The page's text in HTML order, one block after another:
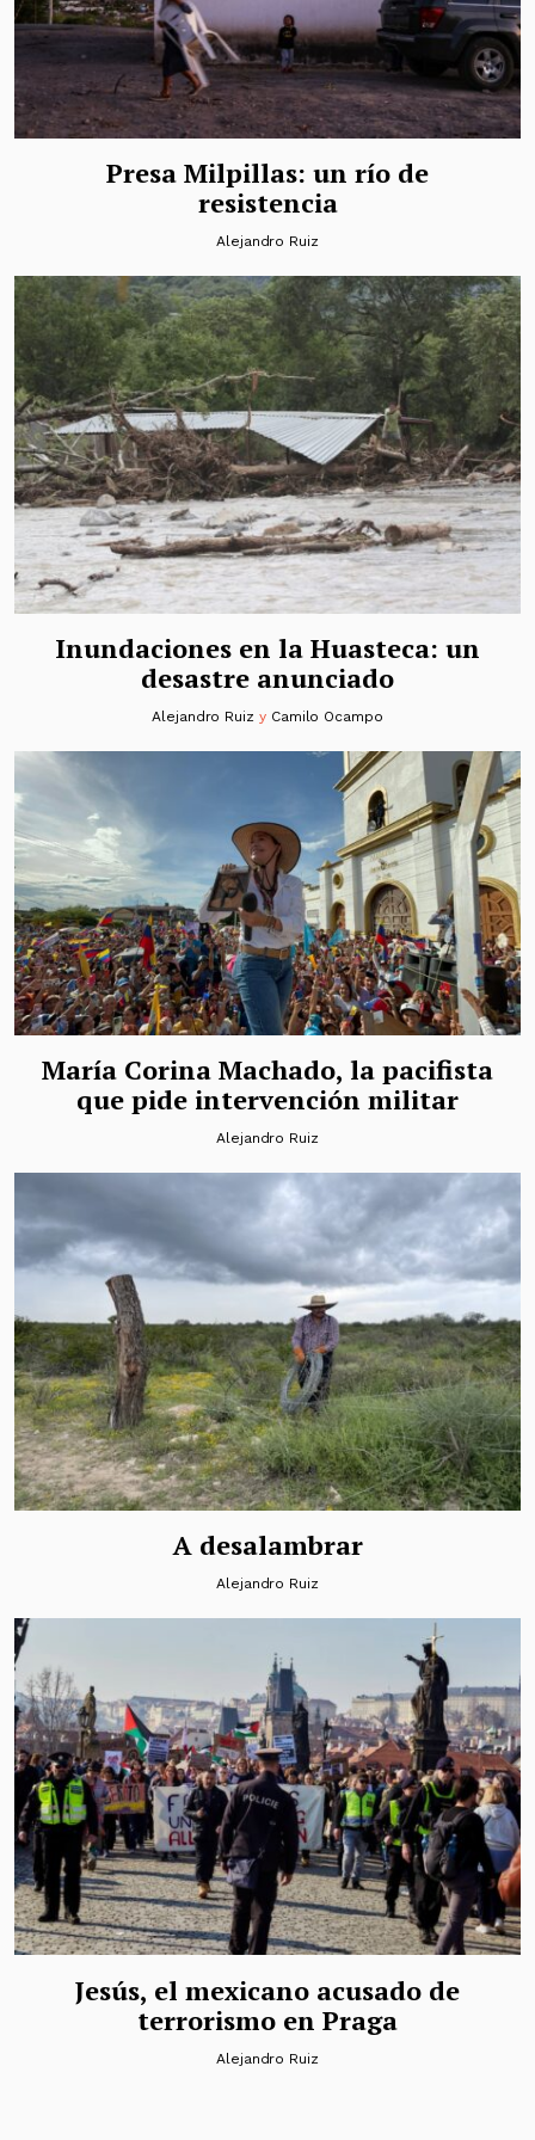
Presa Milpillas: un río de
resistencia
Alejandro Ruiz
Inundaciones en la Huasteca: un
desastre anunciado
Alejandro Ruiz y Camilo Ocampo
María Corina Machado, la pacifista
que pide intervención militar
Alejandro Ruiz
A desalambrar
Alejandro Ruiz
Jesús, el mexicano acusado de
terrorismo en Praga
Alejandro Ruiz